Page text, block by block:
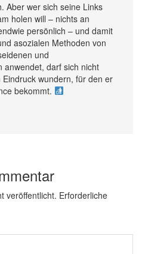
Aber wer sich seine Links
holen will – nichts an
persönlich – und damit
asozialen Methoden von
und
anwendet, darf sich nicht
wundern, für den er
bekommt.
veröffentlicht. Erforderliche